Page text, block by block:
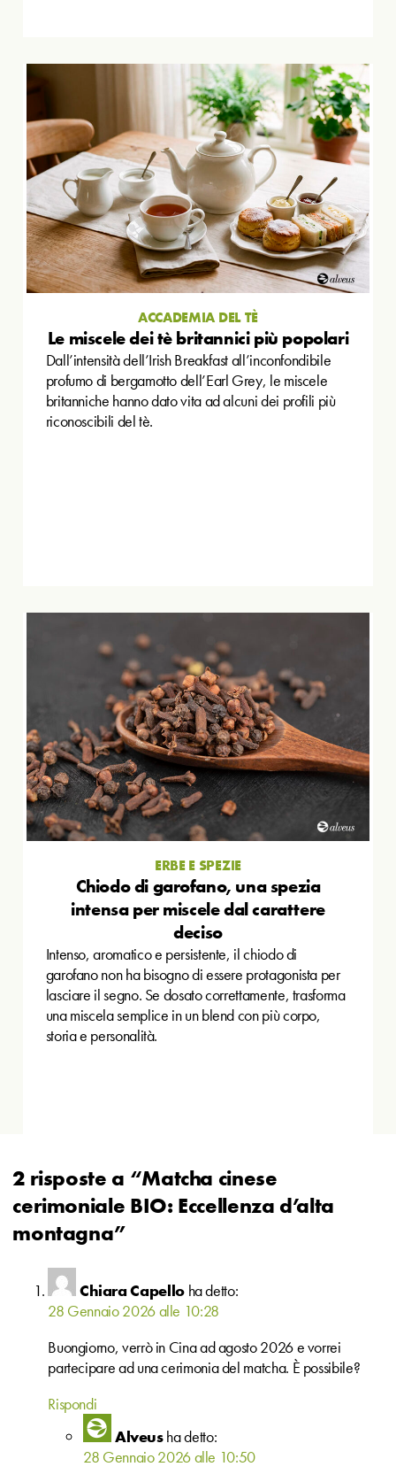
ACCADEMIA DEL TÈ
Le miscele dei tè britannici più popolari
Dall’intensità dell’Irish Breakfast all’inconfondibile
profumo di bergamotto dell’Earl Grey, le miscele
britanniche hanno dato vita ad alcuni dei profili più
riconoscibili del tè.
ERBE E SPEZIE
Chiodo di garofano, una spezia
intensa per miscele dal carattere
deciso
Intenso, aromatico e persistente, il chiodo di
garofano non ha bisogno di essere protagonista per
lasciare il segno. Se dosato correttamente, trasforma
una miscela semplice in un blend con più corpo,
storia e personalità.
2 risposte a “Matcha cinese
cerimoniale BIO: Eccellenza d’alta
montagna”
Chiara Capello ha detto:
28 Gennaio 2026 alle 10:28
Buongiorno, verrò in Cina ad agosto 2026 e vorrei
partecipare ad una cerimonia del matcha. È possibile?
Rispondi
Alveusha detto:
28 Gennaio 2026 alle 10:50